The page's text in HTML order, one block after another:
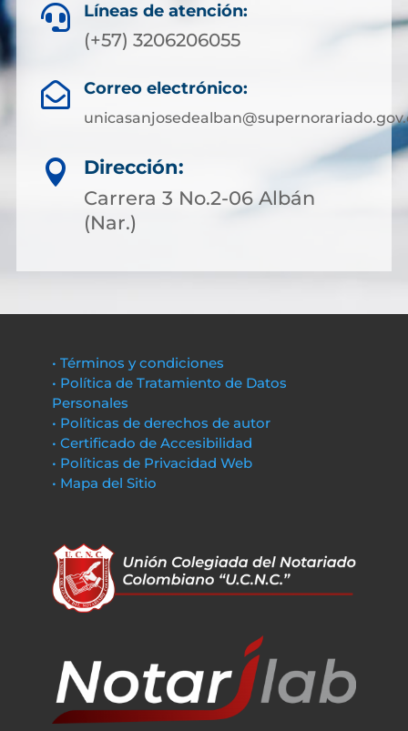
 Líneas de atención:
(+57) 3206206055
 Correo electrónico:

Dirección:
Carrera 3 No.2-06 Albán
(Nar.)
• Términos y condiciones
• Política de Tratamiento de Datos
Personales
• Políticas de derechos de autor
• Certificado de Accesibilidad
• Políticas de Privacidad Web
• Mapa del Sitio